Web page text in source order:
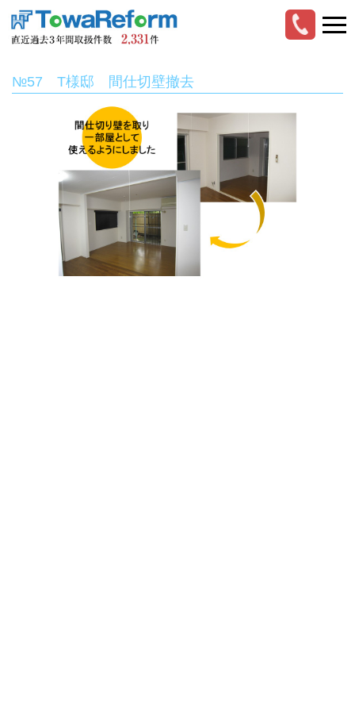
№57 T様邸 間仕切壁撤去